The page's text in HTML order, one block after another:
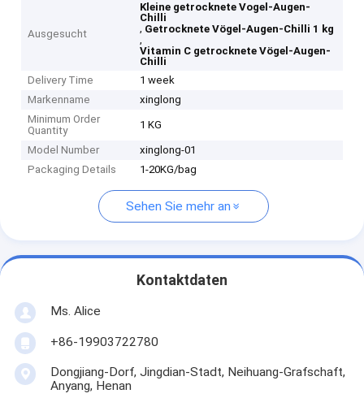
Ausgesucht
Kleine getrocknete Vogel-Augen-
Chilli
, Getrocknete Vögel-Augen-Chilli 1 kg
,
Vitamin C getrocknete Vögel-Augen-
Chilli
Delivery Time
1 week
Markenname
xinglong
Minimum Order
Quantity
1 KG
Model Number
xinglong-01
Packaging Details
1-20KG/bag
Sehen Sie mehr an
Kontaktdaten
Ms. Alice
+86-19903722780
Dongjiang-Dorf, Jingdian-Stadt, Neihuang-Grafschaft,
Anyang, Henan